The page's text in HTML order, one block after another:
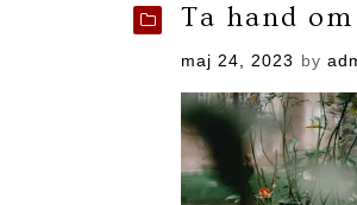
Ta hand
Posted
maj 24, 2023 by